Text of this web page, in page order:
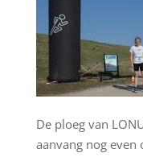
De ploeg van
aanvang nog even